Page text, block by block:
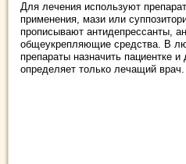
Для лечения используют
применения, мази или
прописывают антидепрессанты,
общеукрепляющие средства. В
препараты назначить пациентке и
определяет только лечащий врач.